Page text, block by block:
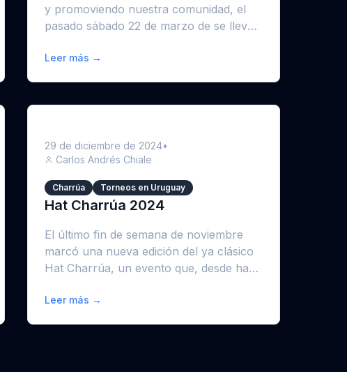
y promoviendo nuestra comunidad, el
pasado sábado 22 de marzo de se llevó
Leer más →
29 de diciembre de 2024•
Carlos Andrés Chiale
Charrúa Torneos en Uruguay
Hat Charrúa 2024
El último fin de semana de noviembre
marcó una nueva edición del ya clásico
Hat Charrúa, un evento que, desde hace
Leer más →